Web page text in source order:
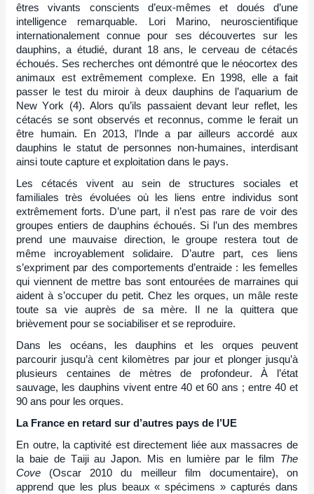
êtres vivants conscients d’eux-mêmes et doués d’une
intelligence remarquable. Lori Marino, neuroscientifique
internationalement connue pour ses découvertes sur les
dauphins, a étudié, durant 18 ans, le cerveau de cétacés
échoués. Ses recherches ont démontré que le néocortex des
animaux est extrêmement complexe. En 1998, elle a fait
passer le test du miroir à deux dauphins de l’aquarium de
New York (4). Alors qu’ils passaient devant leur reflet, les
cétacés se sont observés et reconnus, comme le ferait un
être humain. En 2013, l’Inde a par ailleurs accordé aux
dauphins le statut de personnes non-humaines, interdisant
ainsi toute capture et exploitation dans le pays.
Les cétacés vivent au sein de structures sociales et
familiales très évoluées où les liens entre individus sont
extrêmement forts. D’une part, il n’est pas rare de voir des
groupes entiers de dauphins échoués. Si l’un des membres
prend une mauvaise direction, le groupe restera tout de
même incroyablement solidaire. D’autre part, ces liens
s’expriment par des comportements d’entraide : les femelles
qui viennent de mettre bas sont entourées de marraines qui
aident à s’occuper du petit. Chez les orques, un mâle reste
toute sa vie auprès de sa mère. Il ne la quittera que
brièvement pour se sociabiliser et se reproduire.
Dans les océans, les dauphins et les orques peuvent
parcourir jusqu’à cent kilomètres par jour et plonger jusqu’à
plusieurs centaines de mètres de profondeur. À l’état
sauvage, les dauphins vivent entre 40 et 60 ans ; entre 40 et
90 ans pour les orques.
La France en retard sur d’autres pays de l’UE
En outre, la captivité est directement liée aux massacres de
la baie de Taiji au Japon. Mis en lumière par le film The
Cove (Oscar 2010 du meilleur film documentaire), on
apprend que les plus beaux « spécimens » capturés dans